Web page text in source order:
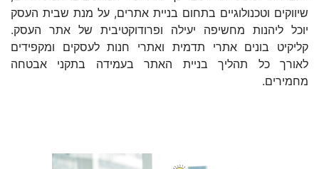
שיווקים וטכנולוגיים בתחום בניית אתרים, על מנת שבית העסק
יוכל ליהנות מחשיפה יעילה ופרודוקטיבית של אתר העסק.
קליקיט בונים אתרי תדמית ואתרי חנות לעסקים ומקפידים
לאורך כל תהליך בניית האתר בעמידה בתקני אבטחה
מחמירים.